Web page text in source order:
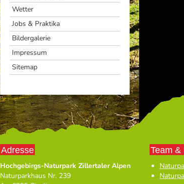
Wetter
Jobs & Praktika
Bildergalerie
Impressum
Sitemap
Adresse
Hochgebirgs-Naturpark Zillertaler Alpen
Naturparkhaus Nr. 239
Team &